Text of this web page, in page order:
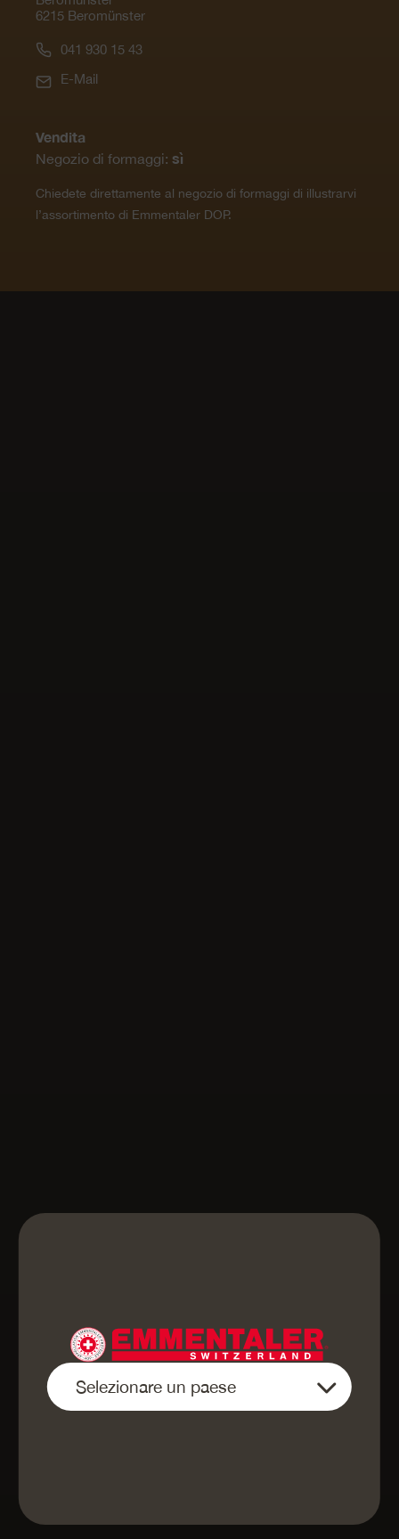
6215 Beromünster
041 930 15 43
E-Mail
Vendita
Negozio di formaggi: sì
Chiedete direttamente al negozio di formaggi di illustrarvi
l’assortimento di Emmentaler DOP.